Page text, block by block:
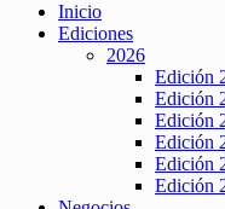
Inicio
Ediciones
2026
Edición
Edición
Edición
Edición
Edición
Edición